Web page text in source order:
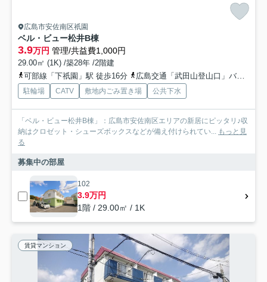
広島市安佐南区祇園
ベル・ビュー松井B棟
3.9万円 管理/共益費1,000円
29.00㎡ (1K) /築28年 /2階建
可部線「下祇園」駅 徒歩16分
広島交通「武田山登山口」バス停下車 徒歩4分
駐輪場 CATV 敷地内ごみ置き場 公共下水
「ベル・ビュー松井B棟」：広島市安佐南区エリアの新居にピッタリ♪収
納はクロゼット・シューズボックスなどが備え付けられてい... もっと見
る
募集中の部屋
102
3.9万円
1階 / 29.00㎡ / 1K
賃貸マンション